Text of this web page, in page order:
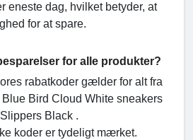
eneste dag, hvilket betyder, at
for at spare.
for alle produkter?
rabatkoder gælder for alt fra
Bird Cloud White sneakers
Black .
koder er tydeligt mærket.